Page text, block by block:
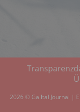
2026 © Gailtal Journal |